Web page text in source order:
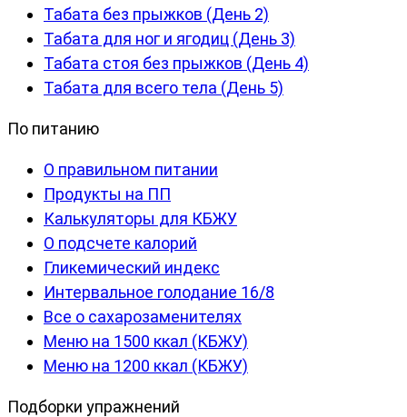
Табата без прыжков (День 2)
Табата для ног и ягодиц (День 3)
Табата стоя без прыжков (День 4)
Табата для всего тела (День 5)
По питанию
О правильном питании
Продукты на ПП
Калькуляторы для КБЖУ
О подсчете калорий
Гликемический индекс
Интервальное голодание 16/8
Все о сахарозаменителях
Меню на 1500 ккал (КБЖУ)
Меню на 1200 ккал (КБЖУ)
Подборки упражнений